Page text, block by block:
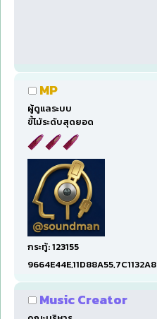
MP
ผู้ดูแลระบบ
ขี้โม้ระดับสุดยอด
กระทู้: 123155
9664E44E,11D88A55,7C1132A8
Music Creator